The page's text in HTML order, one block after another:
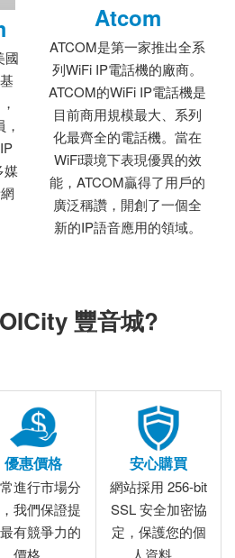
國
媒
Atcom
ATCOM是第一家推出全系
列WiFi IP電話機的廠商。
ATCOM的WiFi IP電話機是
目前商用規模最大、系列
化最齊全的電話機。當在
WiFi環境下表現優異的效
能，ATCOM贏得了用戶的
廣泛稱讚，開創了一個全
新的IP語音應用的領域。
豐音城?
優惠價格
進行市場分
我們保證提
有競爭力的
價格。
安心購買
網站採用 256-bit
SSL 安全加密協
定，保護您的個
人資料。